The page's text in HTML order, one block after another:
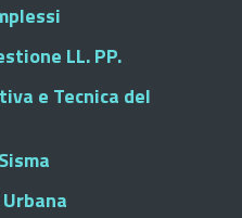
LL. PP.
e Tecnica del